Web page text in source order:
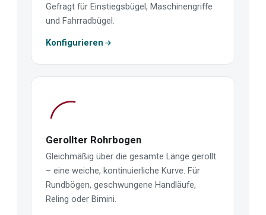
Gefragt für Einstiegsbügel, Maschinengriffe
und Fahrradbügel.
Konfigurieren
Gerollter Rohrbogen
Gleichmäßig über die gesamte Länge gerollt
– eine weiche, kontinuierliche Kurve. Für
Rundbögen, geschwungene Handläufe,
Reling oder Bimini.